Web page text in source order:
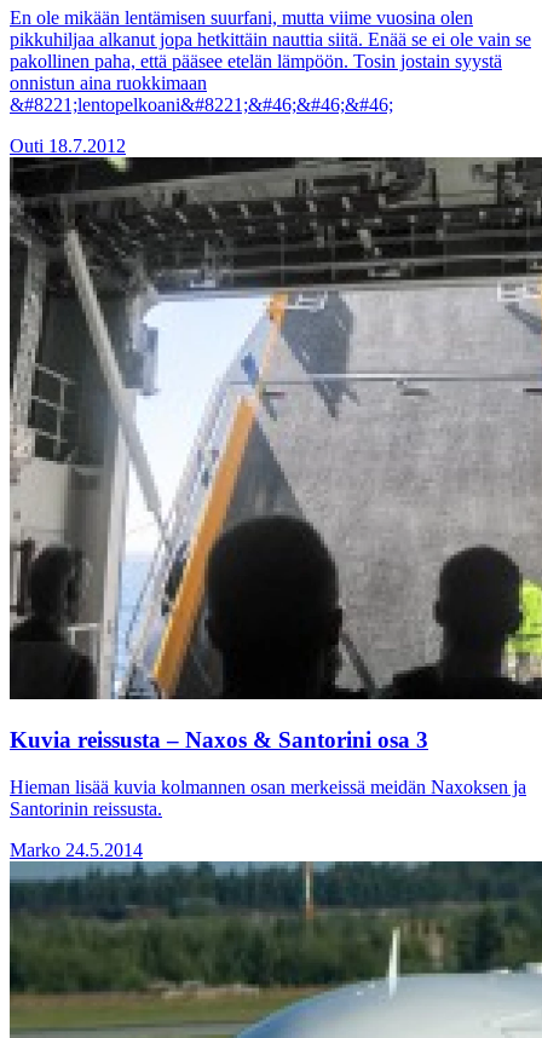
En ole mikään lentämisen suurfani, mutta viime vuosina olen
pikkuhiljaa alkanut jopa hetkittäin nauttia siitä. Enää se ei ole vain se
pakollinen paha, että pääsee etelän lämpöön. Tosin jostain syystä
onnistun aina ruokkimaan
&#8221;lentopelkoani&#8221;&#46;&#46;&#46;
Outi 18.7.2012
Kuvia reissusta – Naxos & Santorini osa 3
Hieman lisää kuvia kolmannen osan merkeissä meidän Naxoksen ja
Santorinin reissusta.
Marko 24.5.2014